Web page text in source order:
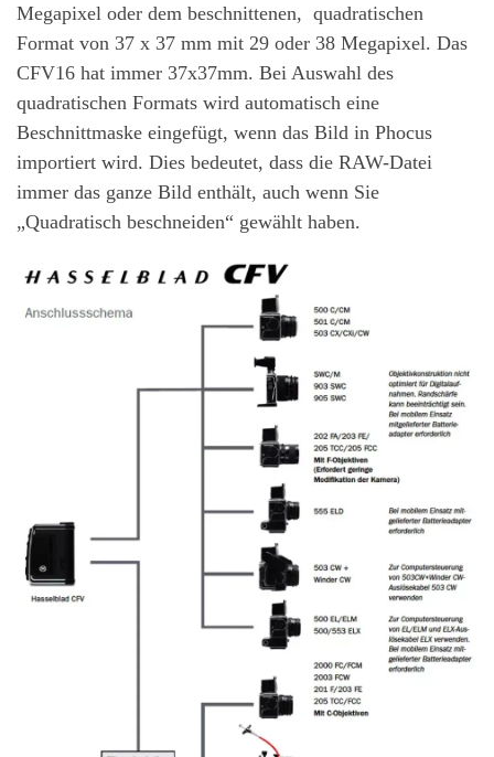
Megapixel oder dem beschnittenen, quadratischen
Format von 37 x 37 mm mit 29 oder 38 Megapixel. Das
CFV16 hat immer 37x37mm. Bei Auswahl des
quadratischen Formats wird automatisch eine
Beschnittmaske eingefügt, wenn das Bild in Phocus
importiert wird. Dies bedeutet, dass die RAW-Datei
immer das ganze Bild enthält, auch wenn Sie
„Quadratisch beschneiden“ gewählt haben.